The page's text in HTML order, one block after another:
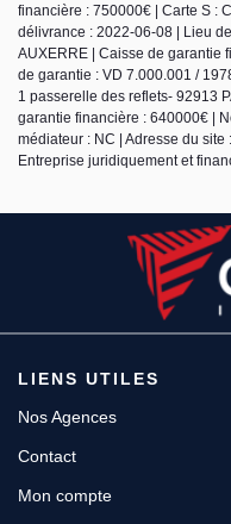
financière : 750000€ | Carte S :
délivrance : 2022-06-08 | Lieu
AUXERRE | Caisse de garantie
de garantie : VD 7.000.001 /
1 passerelle des reflets- 92913
garantie financière : 640000€ |
médiateur : NC | Adresse du site :
Entreprise juridiquement et
LIENS UTILES
Nos Agences
Contact
Mon compte